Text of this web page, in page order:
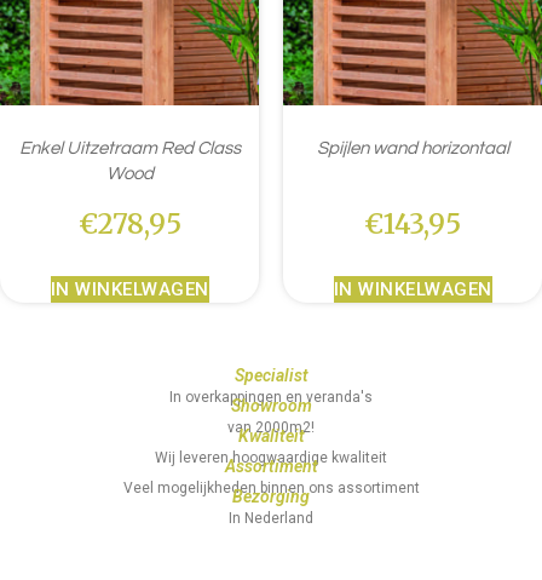
Enkel Uitzetraam Red Class
Wood
€278,95
IN WINKELWAGEN
Spijlen wand horizontaal
€143,95
IN WINKELWAGEN
Specialist
In overkappingen en veranda's
Showroom
van 2000m2!
Kwaliteit
Wij leveren hoogwaardige kwaliteit
Assortiment
Veel mogelijkheden binnen ons assortiment
Bezorging
In Nederland